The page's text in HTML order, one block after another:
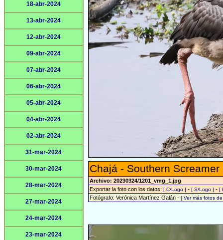
18-abr-2024
13-abr-2024
12-abr-2024
09-abr-2024
07-abr-2024
06-abr-2024
05-abr-2024
04-abr-2024
02-abr-2024
31-mar-2024
30-mar-2024
28-mar-2024
27-mar-2024
24-mar-2024
23-mar-2024
Chajá - Southern
Archivo: 20230324/1201_vmg_1.jpg
Exportar la foto con los datos: [ C/Logo ] - [ S/Logo ] - [
Fotógrafo: Verónica Martínez Galán - [ Ver más fotos